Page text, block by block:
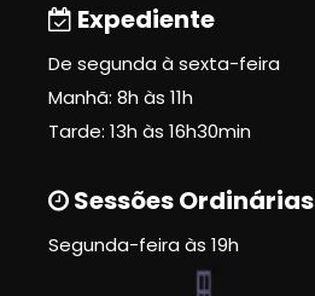
Expediente
De segunda à sexta-feira
Manhã: 8h às 11h
Tarde: 13h às 16h30min
Sessões Ordinárias
Segunda-feira às 19h